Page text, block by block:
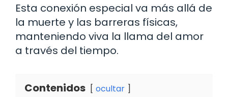
Esta conexión especial va más allá de
la muerte y las barreras físicas,
manteniendo viva la llama del amor
a través del tiempo.
Contenidos ocultar